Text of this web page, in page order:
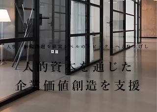
人事・組織課題を経営レベルのトピックスへと格上げし
​人的資本を通じた
企業価値創造を支援